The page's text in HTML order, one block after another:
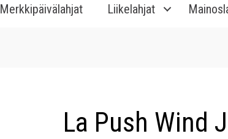
Merkkipäivälahjat Liikelahjat
La Push Wind